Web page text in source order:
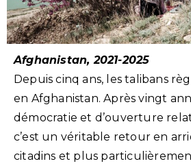
Afghanistan, 2021-2025
Depuis cinq ans, les talibans
en Afghanistan. Après vingt
démocratie et d’ouverture
c’est un véritable retour en
citadins et plus